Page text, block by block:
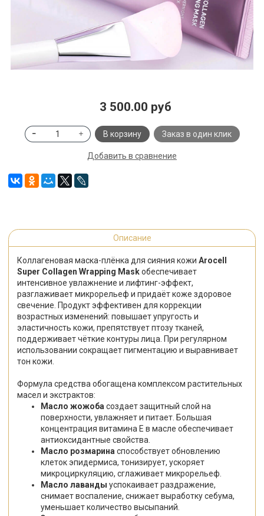
3 500.00 руб
В корзину Заказ в один клик
Добавить в сравнение
Описание
Коллагеновая маска-плёнка для сияния кожи Arocell
Super Collagen Wrapping Maskобеспечивает
интенсивное увлажнение и лифтинг-эффект,
разглаживает микрорельеф и придаёт коже здоровое
свечение. Продукт эффективен для коррекции
возрастных изменений: повышает упругость и
эластичность кожи, препятствует птозу тканей,
поддерживает чёткие контуры лица. При регулярном
использовании сокращает пигментацию и выравнивает
тон кожи.
Формула средства обогащена комплексом растительных
масел и экстрактов:
Масло жожоба создает защитный слой на
поверхности, увлажняет и питает. Большая
концентрация витамина Е в масле обеспечивает
антиоксидантные свойства.
Масло розмарина способствует обновлению
клеток эпидермиса, тонизирует, ускоряет
микроциркуляцию, сглаживает микрорельеф.
Масло лаванды успокаивает раздражение,
снимает воспаление, снижает выработку себума,
уменьшает количество высыпаний.